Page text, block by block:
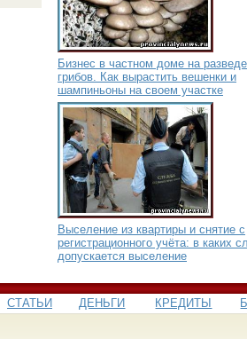
Бизнес в частном доме на
грибов. Как вырастить вешенки и
шампиньоны на своем участке
Выселение из квартиры и снятие с
регистрационного учёта: в каких
допускается выселение
СТАТЬИ ДЕНЬГИ КРЕДИТЫ